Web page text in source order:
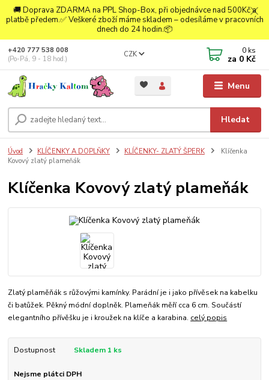
🚚 Doprava ZDARMA na PPL Shop-Box, při objednávce nad 500Kč a
platbě předem.✅ Veškeré zboží máme skladem – odesíláme v pracovních
dnech do 24 hodin.📦
Menu
CZK
Hledat
+420 777 538 008
(Po-Pá, 9 - 18 hod.)
0 ks
za 0 Kč
Úvod KLÍČENKY A DOPLŇKY KLÍČENKY- ZLATÝ ŠPERK
Klíčenka
Kovový zlatý plameňák
Klíčenka Kovový zlatý plameňák
Zlatý plaměňák s růžovými kamínky. Parádní je i jako přívěsek na kabelku
či batůžek. Pěkný módní doplněk. Plameňák měří cca 6 cm. Součástí
elegantního přívěšku je i kroužek na klíče a karabina. celý popis
Dostupnost Skladem 1 ks
Nejsme plátci DPH